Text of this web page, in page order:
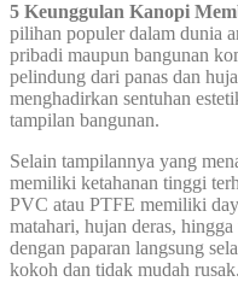
5 Keunggulan Kanopi
pilihan populer dalam dunia
pribadi maupun bangunan
pelindung dari panas dan
menghadirkan sentuhan
tampilan bangunan.
Selain tampilannya yang
memiliki ketahanan tinggi
PVC atau PTFE memiliki
matahari, hujan deras,
dengan paparan langsung
kokoh dan tidak mudah rusak.